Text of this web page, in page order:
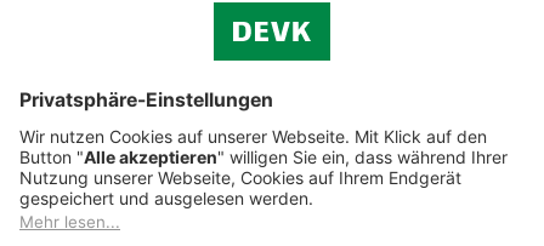
Cookie-Einstellungen
Datenschutz
Impressum